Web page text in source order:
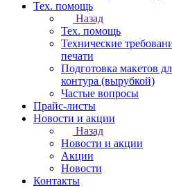
Тех. помощь
Назад
Тех. помощь
Технические
печати
Подготовка макетов
контура (вырубкой)
Частые вопросы
Прайс-листы
Новости и акции
Назад
Новости и акции
Акции
Новости
Контакты